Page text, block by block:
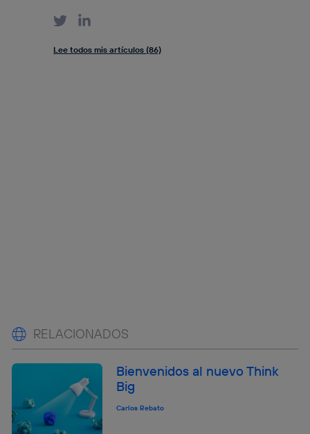
Lee todos mis artículos (86)
RELACIONADOS
Bienvenidos al nuevo Think
Big
Carlos Rebato